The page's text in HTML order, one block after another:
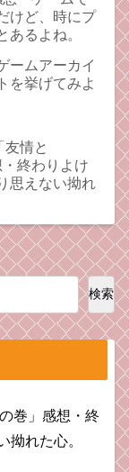
けど、時にプ
あるよね。
ームアーカイ
を挙げてみよ
友情と
終わりよけ
思えない拗れ
検索
巻」感想・終
拗れた心。